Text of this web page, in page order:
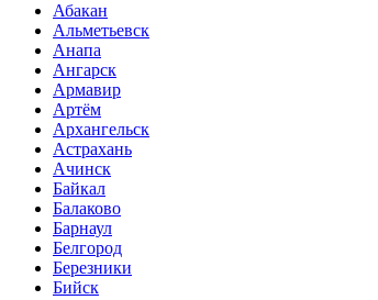
Абакан
Альметьевск
Анапа
Ангарск
Армавир
Артём
Архангельск
Астрахань
Ачинск
Байкал
Балаково
Барнаул
Белгород
Березники
Бийск